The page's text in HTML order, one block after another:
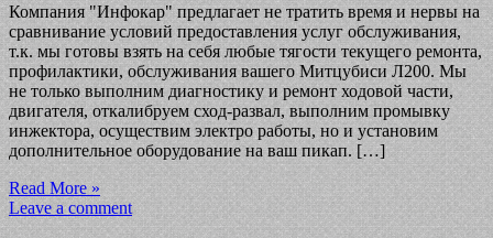
Компания "Инфокар" предлагает не тратить время и нервы на
сравнивание условий предоставления услуг обслуживания,
т.к. мы готовы взять на себя любые тягости текущего ремонта,
профилактики, обслуживания вашего Митцубиси Л200. Мы
не только выполним диагностику и ремонт ходовой части,
двигателя, откалибруем сход-развал, выполним промывку
инжектора, осуществим электро работы, но и установим
дополнительное оборудование на ваш пикап. […]
Read More »
Leave a comment